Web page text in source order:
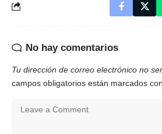
No hay comentarios
Tu dirección de correo electrónico no
campos obligatorios están marcados con